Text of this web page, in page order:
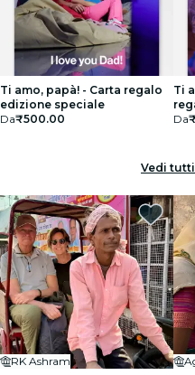
Ti amo, papà! - Carta regalo
edizione speciale
Da₹500.00
Ti
Da
Vedi tutti
RK Ashram